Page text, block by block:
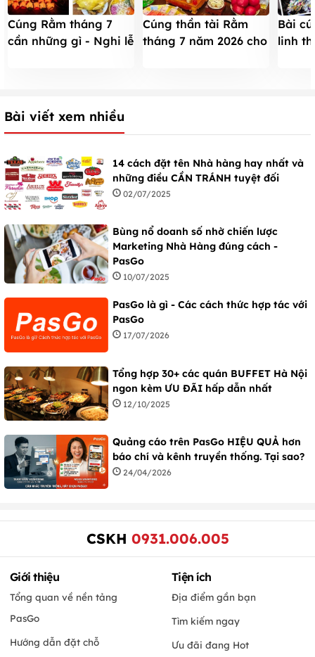
Cúng Rằm tháng 7
cần những gì - Nghi lễ
Cúng thần tài Rằm
tháng 7 năm 2026 cho
Bài
linh
Bài viết xem nhiều
14 cách đặt tên Nhà hàng hay nhất và
những điều CẦN TRÁNH tuyệt đối
02/07/2025
Bùng nổ doanh số nhờ chiến lược
Marketing Nhà Hàng đúng cách -
PasGo
10/07/2025
PasGo là gì - Các cách thức hợp tác với
PasGo
17/07/2026
Tổng hợp 30+ các quán BUFFET Hà Nội
ngon kèm ƯU ĐÃI hấp dẫn nhất
12/10/2025
Quảng cáo trên PasGo HIỆU QUẢ hơn
báo chí và kênh truyền thống. Tại sao?
24/04/2026
CSKH 0931.006.005
Giới thiệu
Tổng quan về nền tảng
PasGo
Hướng dẫn đặt chỗ
Tiện ích
Địa điểm gần bạn
Tìm kiếm ngay
Ưu đãi đang Hot